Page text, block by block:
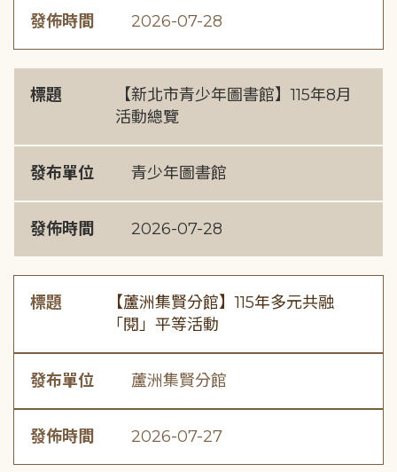
發佈時間 2026-07-28
標題
【新北市青少年圖書館】115年8月
活動總覽
發布單位 青少年圖書館
發佈時間 2026-07-28
標題
【蘆洲集賢分館】115年多元共融
「閱」平等活動
發布單位 蘆洲集賢分館
發佈時間 2026-07-27